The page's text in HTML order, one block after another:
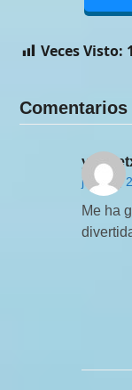
Veces Visto:
Comentarios
junio 4,
Me ha